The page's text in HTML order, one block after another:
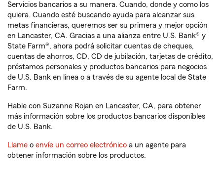
Servicios bancarios a su manera. Cuando, donde y como los
quiera. Cuando esté buscando ayuda para alcanzar sus
metas financieras, queremos ser su primera y mejor opción
en Lancaster, CA. Gracias a una alianza entre U.S. Bank® y
State Farm®, ahora podrá solicitar cuentas de cheques,
cuentas de ahorros, CD, CD de jubilación, tarjetas de crédito,
préstamos personales y productos bancarios para negocios
de U.S. Bank en línea o a través de su agente local de State
Farm.
Hable con Suzanne Rojan en Lancaster, CA, para obtener
más información sobre los productos bancarios disponibles
de U.S. Bank.
Llame o envíe un correo electrónico a un agente para
obtener información sobre los productos.